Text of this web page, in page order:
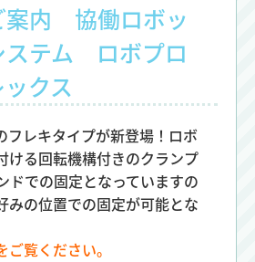
案内 協働ロボッ
ステム ロボプロ
クス
フレキタイプが新登場！ロボ
ける回転機構付きのクランプ
ドでの固定となっていますの
みの位置での固定が可能とな
覧ください。